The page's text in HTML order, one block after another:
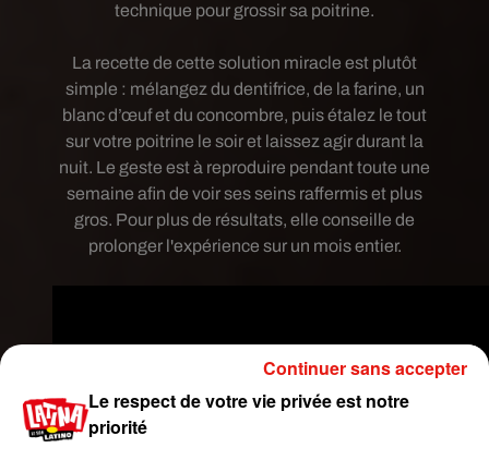
technique pour grossir sa poitrine.
La recette de cette solution miracle est plutôt
simple : mélangez du dentifrice, de la farine, un
blanc d’œuf et du concombre, puis étalez le tout
sur votre poitrine le soir et laissez agir durant la
nuit. Le geste est à reproduire pendant toute une
semaine afin de voir ses seins raffermis et plus
gros. Pour plus de résultats, elle conseille de
prolonger l'expérience sur un mois entier.
Le respect de votre vie privée est notre
priorité
Continuer sans accepter